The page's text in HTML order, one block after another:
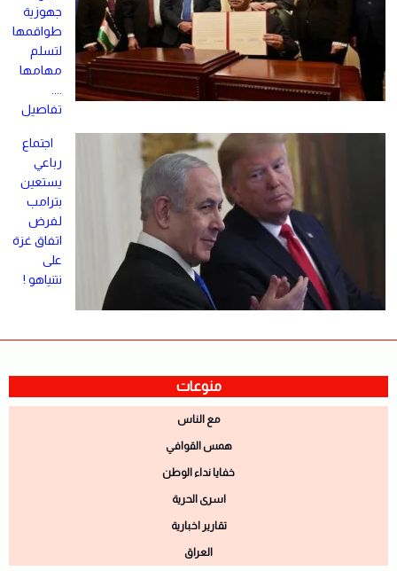
جهوزية
طواقمها
لتسلم
مهامها
تفاصيل
اجتماع
رباعي
يستعين
بترامب
لفرض
اتفاق غزة
على
نتنياهو !
منوعات
مع الناس
همس القوافي
خفايا نداء الوطن
اسرى الحرية
تقارير اخبارية
العراق